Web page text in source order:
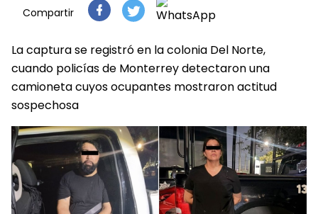
Compartir
La captura se registró en la colonia Del Norte,
cuando policías de Monterrey detectaron una
camioneta cuyos ocupantes mostraron actitud
sospechosa